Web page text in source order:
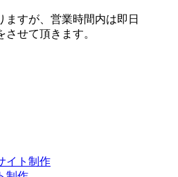
すが、営業時間内は即日
せて頂きます。
イト制作